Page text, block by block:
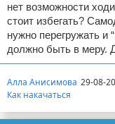
нет возможности
стоит избегать?
нужно перегружать и
должно быть в меру.
Алла Анисимова 29-08-
Как накачаться